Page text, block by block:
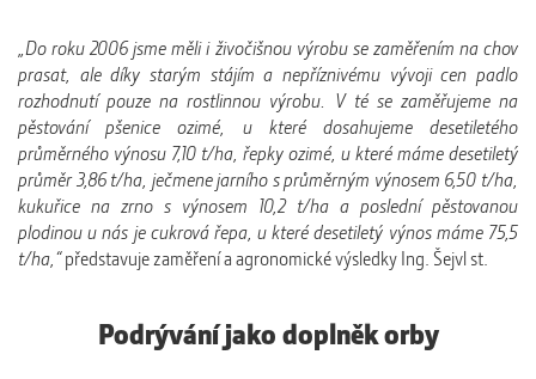
„Do roku 2006 jsme měli i živočišnou výrobu se zaměřením na chov
prasat, ale díky starým stájím a nepříznivému vývoji cen padlo
rozhodnutí pouze na rostlinnou výrobu. V té se zaměřujeme na
pěstování pšenice ozimé, u které dosahujeme desetiletého
průměrného výnosu 7,10 t/ha, řepky ozimé, u které máme desetiletý
průměr 3,86 t/ha, ječmene jarního s průměrným výnosem 6,50 t/ha,
kukuřice na zrno s výnosem 10,2 t/ha a poslední pěstovanou
plodinou u nás je cukrová řepa, u které desetiletý výnos máme 75,5
t/ha,“představuje zaměření a agronomické výsledky Ing. Šejvl st.
Podrývání jako doplněk orby